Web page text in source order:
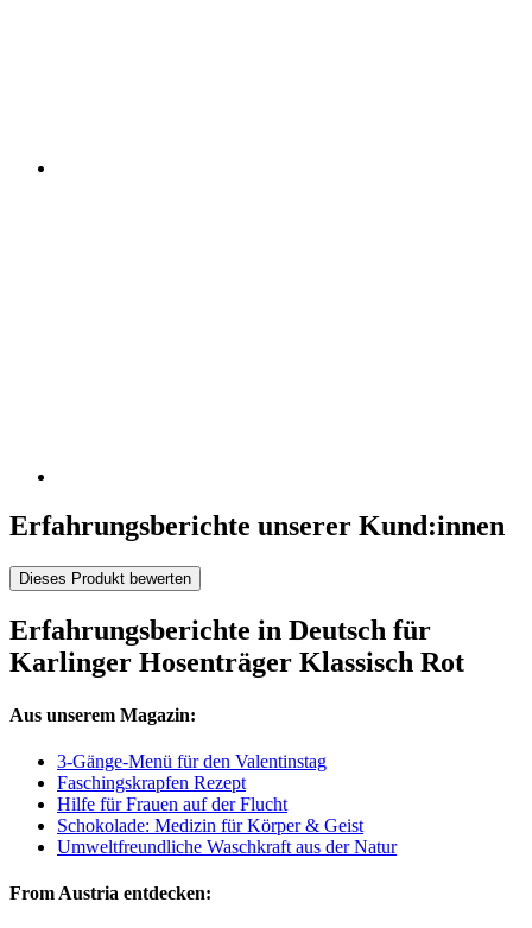
Erfahrungsberichte unserer Kund:innen
Dieses Produkt bewerten
Erfahrungsberichte in Deutsch für
Karlinger Hosenträger Klassisch Rot
Aus unserem Magazin:
3-Gänge-Menü für den Valentinstag
Faschingskrapfen Rezept
Hilfe für Frauen auf der Flucht
Schokolade: Medizin für Körper & Geist
Umweltfreundliche Waschkraft aus der Natur
From Austria entdecken: